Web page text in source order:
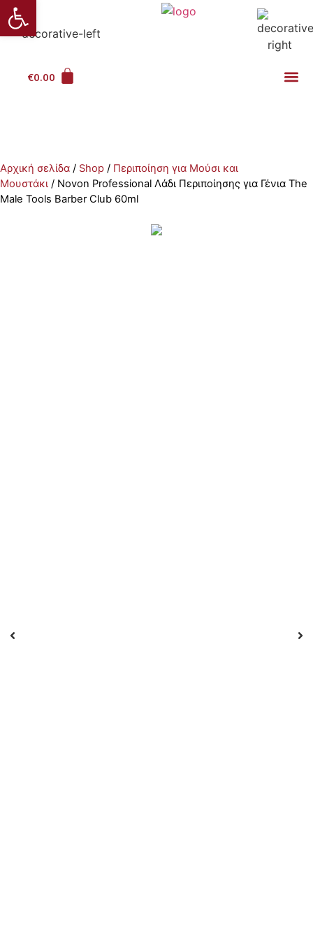
€0.00
Αρχική σελίδα / Shop / Περιποίηση για Μούσι και
Μουστάκι / Novon Professional Λάδι Περιποίησης για Γένια The
Male Tools Barber Club 60ml
Ανοίξτε τη γραμμή